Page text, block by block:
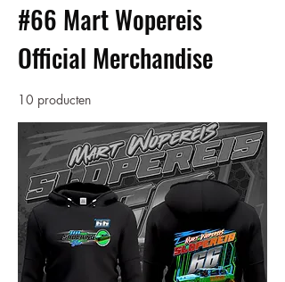
#66 Mart Wopereis
Official Merchandise
10 producten